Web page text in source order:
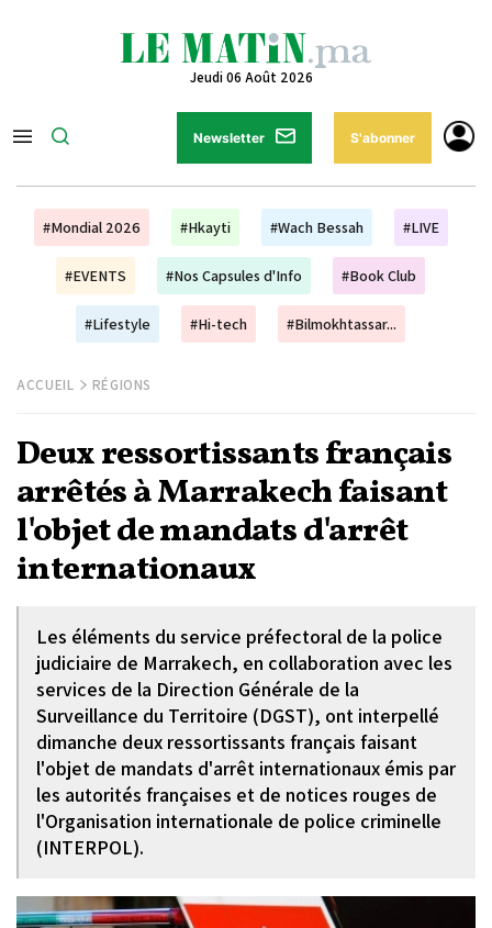
Jeudi 06 Août 2026
Newsletter S'abonner
#Mondial 2026 #Hkayti #Wach Bessah #LIVE
#EVENTS #Nos Capsules d'Info #Book Club
#Lifestyle #Hi-tech #Bilmokhtassar...
ACCUEIL RÉGIONS
Deux ressortissants français
arrêtés à Marrakech faisant
l'objet de mandats d'arrêt
internationaux
Les éléments du service préfectoral de la police
judiciaire de Marrakech, en collaboration avec les
services de la Direction Générale de la
Surveillance du Territoire (DGST), ont interpellé
dimanche deux ressortissants français faisant
l'objet de mandats d'arrêt internationaux émis par
les autorités françaises et de notices rouges de
l'Organisation internationale de police criminelle
(INTERPOL).